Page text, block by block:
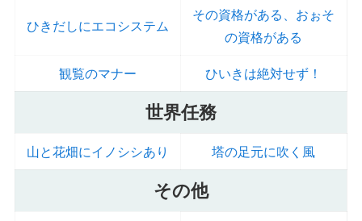
ひきだしにエコシステム
その資格がある、おぉそ
の資格がある
観覧のマナー ひいきは絶対せず！
世界任務
山と花畑にイノシシあり 塔の足元に吹く風
その他